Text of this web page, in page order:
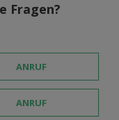
Fragen?
ANRUF
ANRUF